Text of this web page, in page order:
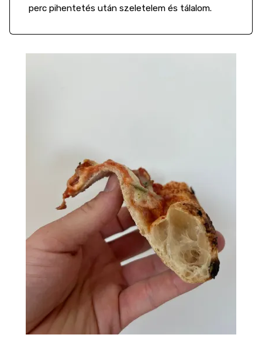
perc pihentetés után szeletelem és tálalom.